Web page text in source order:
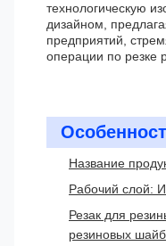
технологическую
дизайном,
предприятий,
операции по резке
Название
Рабочий слой:
Резак для
резиновых шайб